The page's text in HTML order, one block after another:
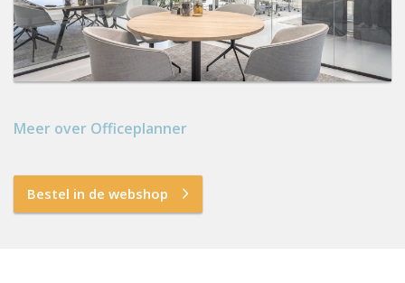
Meer over Officeplanner
Bestel in de webshop